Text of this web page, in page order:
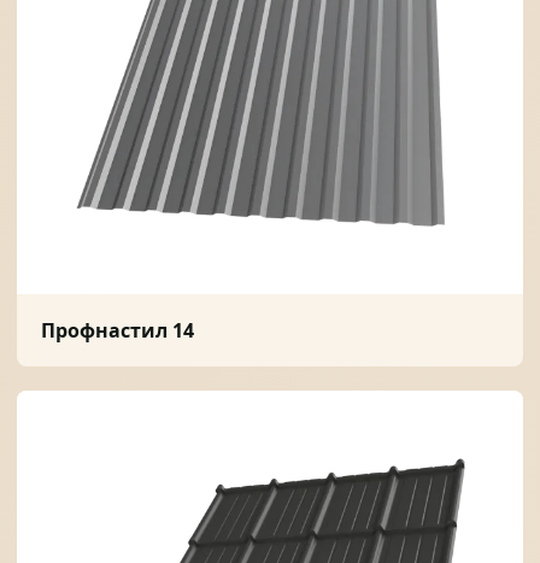
Профнастил 14